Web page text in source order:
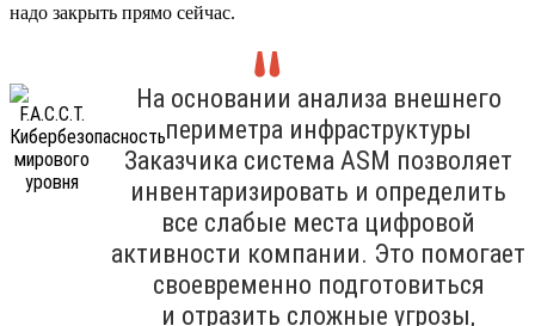
надо закрыть прямо сейчас.
На основании анализа внешнего
периметра инфраструктуры
Заказчика система ASM позволяет
инвентаризировать и определить
все слабые места цифровой
активности компании. Это помогает
своевременно подготовиться
и отразить сложные угрозы,